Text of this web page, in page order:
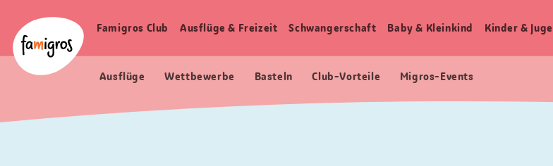
Navigation
Logo
Haupt
Famigros Club Ausflüge & Freizeit Schwangerschaft Baby & Kleinkind Kinder &
Ausflüge Wettbewerbe Basteln Club-Vorteile Migros-Events